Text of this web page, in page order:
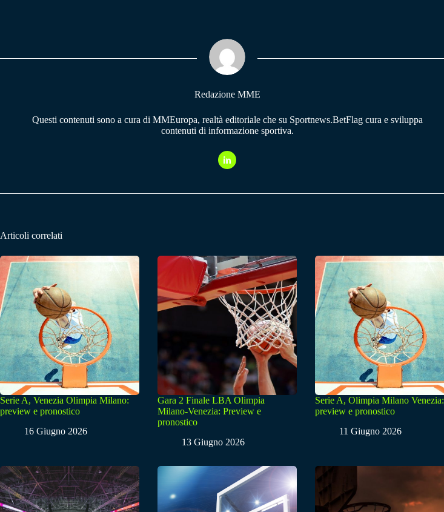
pp m
Redazione MME
Questi contenuti sono a cura di MMEuropa, realtà editoriale che su Sportnews.BetFlag cura e sviluppa
contenuti di informazione sportiva.
Articoli correlati
Serie A, Venezia Olimpia Milano:
preview e pronostico
16 Giugno 2026
Gara 2 Finale LBA Olimpia
Milano-Venezia: Preview e
pronostico
13 Giugno 2026
Serie A, Olimpia Milano Venezia:
preview e pronostico
11 Giugno 2026